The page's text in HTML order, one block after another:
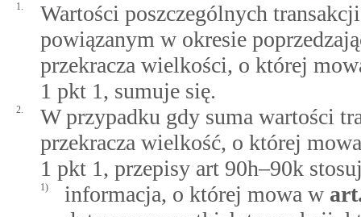
1.
Wartości poszczególnych
powiązanym w okresie
przekracza wielkości, o której
1 pkt 1, sumuje się.
2.
W przypadku gdy suma wartości
przekracza wielkość, o której
1 pkt 1, przepisy art 90h–90k
1) informacja, o której mowa w